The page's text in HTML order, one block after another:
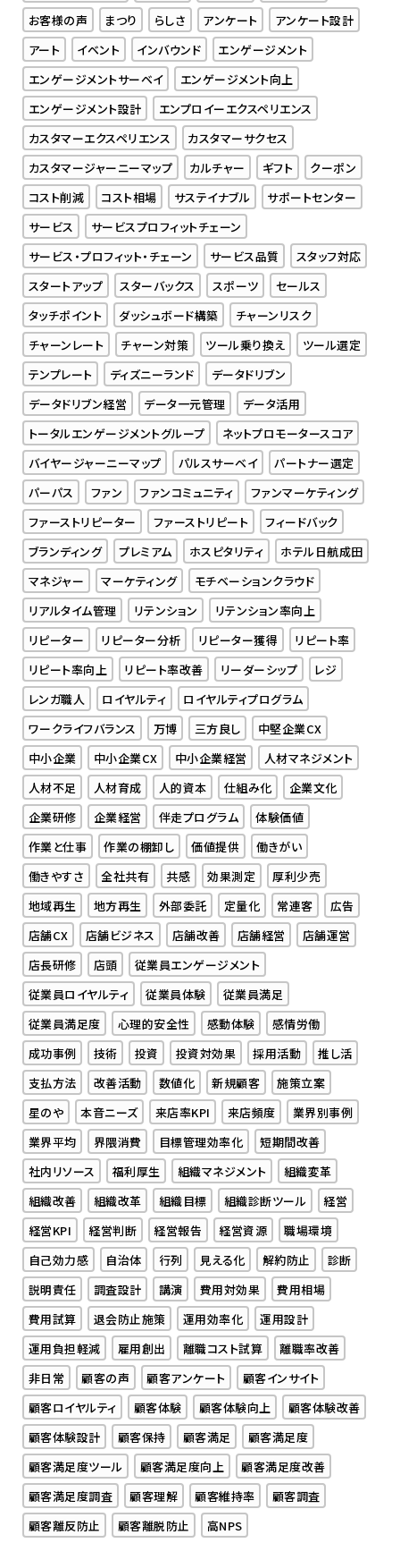
お客様の声
まつり らしさ アンケート
アンケート設計
アート
イベント インバウンド
エンゲージメント
エンゲージメントサーベイ
エンゲージメント向上
エンゲージメント設計
エンプロイーエクスペリエンス
カスタマーエクスペリエンス
カスタマーサクセス
カスタマージャーニーマップ
カルチャー ギフト
クーポン
コスト削減
コスト相場 サステイナブル
サポートセンター
サービス
サービスプロフィットチェーン
サービス・プロフィット・チェーン
サービス品質
スタッフ対応
スタートアップ
スターバックス スポーツ
セールス
タッチポイント
ダッシュボード構築
チャーンリスク
チャーンレート
チャーン対策 ツール乗り換え
ツール選定
テンプレート
ディズニーランド
データドリブン
データドリブン経営
データ一元管理
データ活用
トータルエンゲージメントグループ
ネットプロモータースコア
バイヤージャーニーマップ
パルスサーベイ
パートナー選定
パーパス
ファン ファンコミュニティ
ファンマーケティング
ファーストリピーター
ファーストリピート
フィードバック
ブランディング
プレミアム ホスピタリティ
ホテル日航成田
マネジャー
マーケティング
モチベーションクラウド
リアルタイム管理
リテンション
リテンション率向上
リピーター
リピーター分析 リピーター獲得
リピート率
リピート率向上
リピート率改善 リーダーシップ
レジ
レンガ職人
ロイヤルティ
ロイヤルティプログラム
ワークライフバランス
万博 三方良し
中堅企業CX
中小企業
中小企業CX 中小企業経営
人材マネジメント
人材不足
人材育成 人的資本 仕組み化
企業文化
企業研修
企業経営 伴走プログラム
体験価値
作業と仕事
作業の棚卸し 価値提供
働きがい
働きやすさ
全社共有 共感 効果測定
厚利少売
地域再生
地方再生 外部委託 定量化 常連客
広告
店舗CX
店舗ビジネス 店舗改善 店舗経営
店舗運営
店長研修
店頭
従業員エンゲージメント
従業員ロイヤルティ
従業員体験
従業員満足
従業員満足度
心理的安全性 感動体験
感情労働
成功事例
技術 投資 投資対効果 採用活動
推し活
支払方法
改善活動 数値化 新規顧客
施策立案
星のや
本音ニーズ 来店率KPI 来店頻度
業界別事例
業界平均
界隈消費 目標管理効率化
短期間改善
社内リソース
福利厚生 組織マネジメント
組織変革
組織改善
組織改革 組織目標 組織診断ツール
経営
経営KPI
経営判断 経営報告 経営資源
職場環境
自己効力感
自治体 行列 見える化 解約防止
診断
説明責任
調査設計 講演 費用対効果
費用相場
費用試算
退会防止施策 運用効率化
運用設計
運用負担軽減
雇用創出 離職コスト試算
離職率改善
非日常
顧客の声 顧客アンケート
顧客インサイト
顧客ロイヤルティ
顧客体験 顧客体験向上
顧客体験改善
顧客体験設計
顧客保持 顧客満足
顧客満足度
顧客満足度ツール
顧客満足度向上
顧客満足度改善
顧客満足度調査
顧客理解 顧客維持率
顧客調査
顧客離反防止
顧客離脱防止 高NPS